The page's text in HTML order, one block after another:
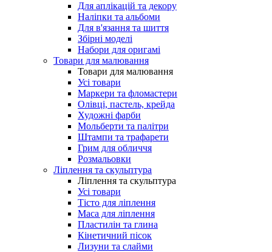
Для аплікацій та декору
Наліпки та альбоми
Для в'язання та шиття
Збірні моделі
Набори для оригамі
Товари для малювання
Товари для малювання
Усі товари
Маркери та фломастери
Олівці, пастель, крейда
Художні фарби
Мольберти та палітри
Штампи та трафарети
Грим для обличчя
Розмальовки
Ліплення та скульптура
Ліплення та скульптура
Усі товари
Тісто для ліплення
Маса для ліплення
Пластилін та глина
Кінетичний пісок
Лизуни та слайми